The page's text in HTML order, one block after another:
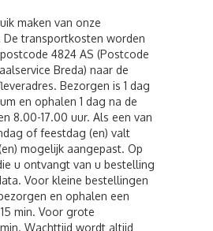
maken van onze
De transportkosten worden
4824 AS (Postcode
Breda) naar de
Bezorgen is 1 dag
en ophalen 1 dag na de
8.00-17.00 uur. Als een van
of feestdag (en) valt
mogelijk aangepast. Op
u ontvangt van u bestelling
Voor kleine bestellingen
en ophalen een
min. Voor grote
Wachttijd wordt altijd